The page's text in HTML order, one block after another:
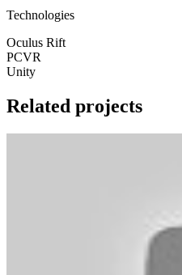
Technologies
Oculus Rift
PCVR
Unity
Related projects